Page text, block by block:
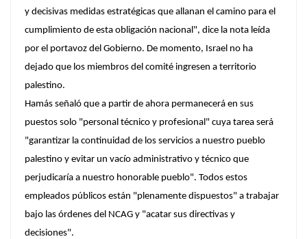
y decisivas medidas estratégicas que allanan el camino para el
cumplimiento de esta obligación nacional", dice la nota leída
por el portavoz del Gobierno. De momento, Israel no ha
dejado que los miembros del comité ingresen a territorio
palestino.
Hamás señaló que a partir de ahora permanecerá en sus
puestos solo "personal técnico y profesional" cuya tarea será
"garantizar la continuidad de los servicios a nuestro pueblo
palestino y evitar un vacío administrativo y técnico que
perjudicaría a nuestro honorable pueblo". Todos estos
empleados públicos están "plenamente dispuestos" a trabajar
bajo las órdenes del NCAG y "acatar sus directivas y
decisiones".